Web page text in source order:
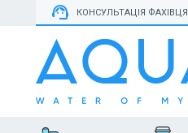
support_agent КОНСУЛЬТАЦІЯ ФАХІВЦЯ